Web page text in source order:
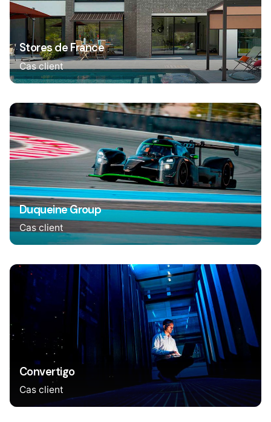
Stores de France
Cas client
Duqueine Group
Cas client
Convertigo
Cas client